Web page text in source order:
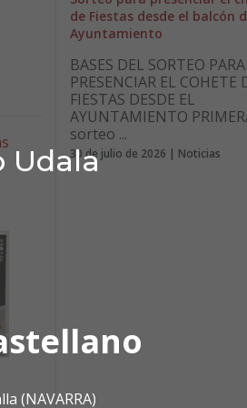
Udala
(NAVARRA)
de Fiestas desde el balcón
Ayuntamiento
BASES DEL SORTEO PARA
PRESENCIAR EL COHETE
FIESTAS DESDE EL
AYUNTAMIENTO
sorteo ...
30 de julio de 2026 | Noticias